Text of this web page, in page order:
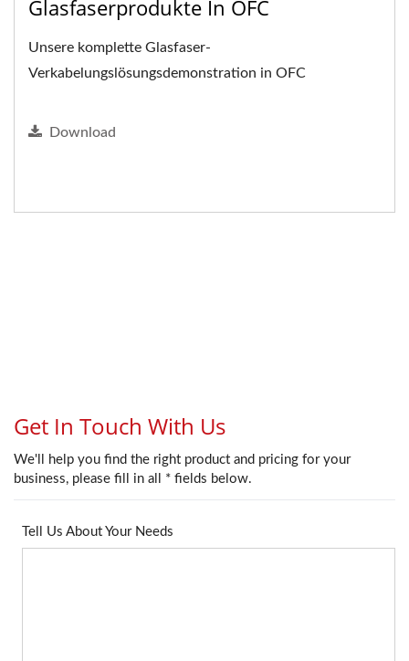
Glasfaserprodukte In OFC
Unsere komplette Glasfaser-
Verkabelungslösungsdemonstration in OFC
Download